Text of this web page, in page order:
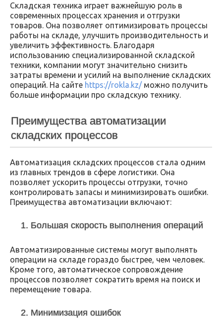
Складская техника играет важнейшую роль в
современных процессах хранения и отгрузки
товаров. Она позволяет оптимизировать процессы
работы на складе, улучшить производительность и
увеличить эффективность. Благодаря
использованию специализированной складской
техники, компании могут значительно снизить
затраты времени и усилий на выполнение складских
операций. На сайте https://rokla.kz/можно получить
больше информации про складскую технику.
Преимущества автоматизации
складских процессов
Автоматизация складских процессов стала одним
из главных трендов в сфере логистики. Она
позволяет ускорить процессы отгрузки, точно
контролировать запасы и минимизировать ошибки.
Преимущества автоматизации включают:
1. Большая скорость выполнения операций
Автоматизированные системы могут выполнять
операции на складе гораздо быстрее, чем человек.
Кроме того, автоматическое сопровождение
процессов позволяет сократить время на поиск и
перемещение товара.
2. Минимизация ошибок